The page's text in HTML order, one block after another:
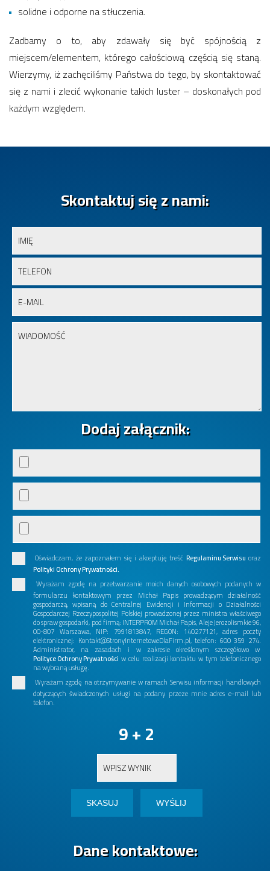
solidne i odporne na stłuczenia.
Zadbamy o to, aby zdawały się być spójnością z
miejscem/elementem, którego całościową częścią się staną.
Wierzymy, iż zachęciliśmy Państwa do tego, by skontaktować
się z nami i zlecić wykonanie takich luster – doskonałych pod
każdym względem.
Skontaktuj się z nami:
Dodaj załącznik:
Oświadczam, że zapoznałem się i akceptuję treść Regulaminu Serwisu oraz
Polityki Ochrony Prywatności.
Wyrażam zgodę na przetwarzanie moich danych osobowych podanych w
formularzu kontaktowym przez Michał Papis prowadzącym działalność
gospodarczą, wpisaną do Centralnej Ewidencji i Informacji o Działalności
Gospodarczej Rzeczypospolitej Polskiej prowadzonej przez ministra właściwego
do spraw gospodarki, pod firmą: INTERPROM Michał Papis, Aleje Jerozolismkie 96,
00-807 Warszawa, NIP: 7991813847, REGON: 140277121, adres poczty
elektronicznej: Kontakt@StronyInternetoweDlaFirm.pl, telefon: 600 359 274.
Administrator, na zasadach i w zakresie określonym szczegółowo w
Polityce Ochrony Prywatności w celu realizacji kontaktu w tym telefonicznego
na wybraną usługę.
Wyrażam zgodę na otrzymywanie w ramach Serwisu informacji handlowych
dotyczących świadczonych usługi na podany przeze mnie adres e-mail lub
telefon.
9 + 2
Dane kontaktowe: